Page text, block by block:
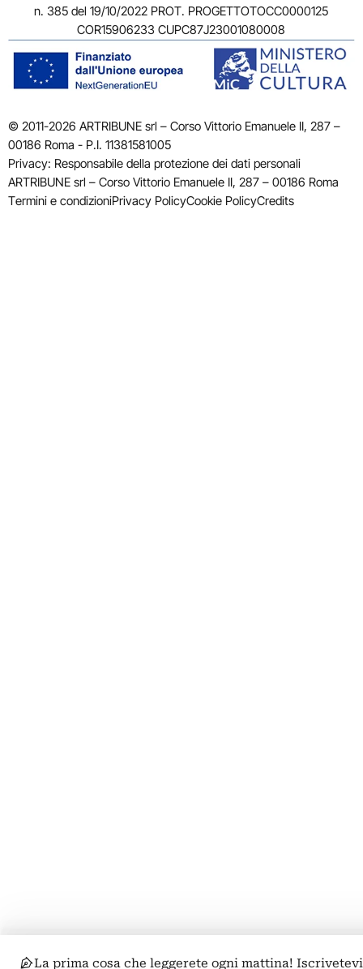
n. 385 del 19/10/2022 PROT. PROGETTOTOCC0000125
COR15906233 CUPC87J23001080008
© 2011-2026 ARTRIBUNE srl – Corso Vittorio Emanuele II, 287 –
00186 Roma - P.I. 11381581005
Privacy: Responsabile della protezione dei dati personali
ARTRIBUNE srl – Corso Vittorio Emanuele II, 287 – 00186 Roma
Termini e condizioniPrivacy PolicyCookie PolicyCredits
La prima cosa che leggerete ogni mattina! Iscrivetevi